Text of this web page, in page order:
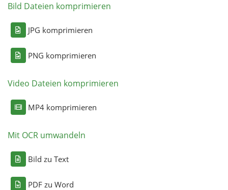
Bild Dateien komprimieren
JPG komprimieren
PNG komprimieren
Video Dateien komprimieren
MP4 komprimieren
Mit OCR umwandeln
Bild zu Text
PDF zu Word